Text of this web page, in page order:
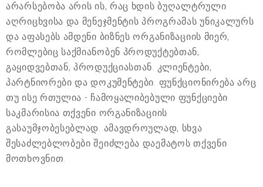
არარსებობა არის ის, რაც ხდის ბუღალტრული
აღრიცხვისა და მენეჯმენტის პროგრამას უნიკალურს
და აფასებს ამდენი ბიზნეს ორგანიზაციის მიერ,
რომლებიც საქმიანობენ პროდუქტებთან,
გაყიდვებთან, პროდუქციასთან. კლიენტები,
პარტნიორები და დოკუმენტები. ფუნქციონირება არც
თუ ისე რთულია - ჩამოყალიბებული ფუნქციები
საკმარისია თქვენი ორგანიზაციის
გასაუმჯობესებლად. ამავდროულად, სხვა
შესაძლებლობები შეიძლება დაემატოს თქვენი
მოთხოვნით.